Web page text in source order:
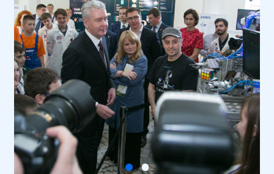
зрительский опыт.
СВЯЗАТЬСЯ
+7 (495) 134-59-
69